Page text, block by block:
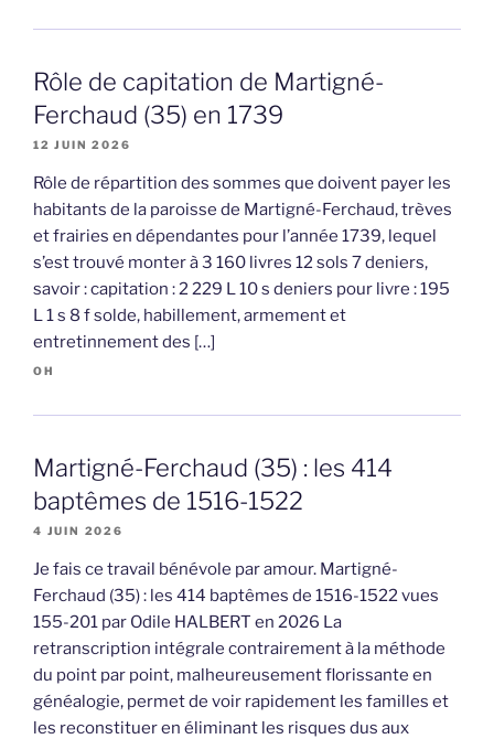
Rôle de capitation de Martigné-
Ferchaud (35) en 1739
12 JUIN 2026
Rôle de répartition des sommes que doivent payer les
habitants de la paroisse de Martigné-Ferchaud, trèves
et frairies en dépendantes pour l’année 1739, lequel
s’est trouvé monter à 3 160 livres 12 sols 7 deniers,
savoir : capitation : 2 229 L 10 s deniers pour livre : 195
L 1 s 8 f solde, habillement, armement et
entretinnement des […]
OH
Martigné-Ferchaud (35) : les 414
baptêmes de 1516-1522
4 JUIN 2026
Je fais ce travail bénévole par amour. Martigné-
Ferchaud (35) : les 414 baptêmes de 1516-1522 vues
155-201 par Odile HALBERT en 2026 La
retranscription intégrale contrairement à la méthode
du point par point, malheureusement florissante en
généalogie, permet de voir rapidement les familles et
les reconstituer en éliminant les risques dus aux